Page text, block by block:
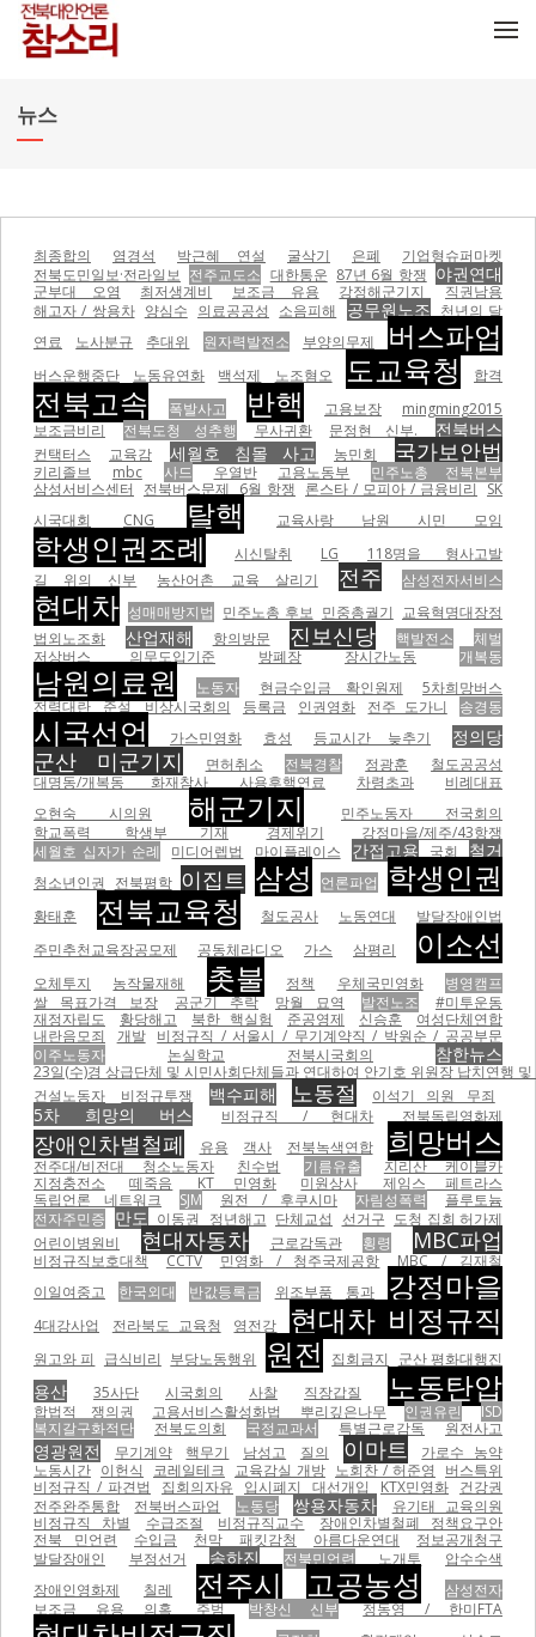
뉴스
최종합의 염경석 박근혜 연설 굴삭기 은폐
기업형슈퍼마켓
전북도민일보·전라일보 전주교도소 대한통운 87년 6월 항쟁 야권연대
군부대 오염 최저생계비 보조금 유용 강정해군기지
직권남용
해고자 / 쌍용차 양심수 의료공공성 소음피해 공무원노조 천년의 달
연료
노사분규 추대위 원자력발전소 부양의무제 버스파업
버스운행중단 노동유연화 백석제 노조혐오 도교육청 합격
전북고속 폭발사고 반핵 고용보장
mingming2015
보조금비리
전북도청 성추행 무사귀환 문정현 신부. 전북버스
컨택터스 교육감 세월호 침몰 사고 농민회 국가보안법
키리졸브 mbc 사드 우열반 고용노동부
민주노총 전북본부
삼성서비스센터
전북버스문제 6월 항쟁 론스타 / 모피아 / 금융비리 SK
시국대회
CNG 탈핵 교육사랑 남원 시민 모임
학생인권조례 시신탈취 LG
118명을 형사고발
길 위의 신부
농산어촌 교육 살리기 전주 삼성전자서비스
현대차 성매매방지법 민주노총 후보 민중총궐기 교육혁명대장정
법외노조화
산업재해 항의방문 진보신당 핵발전소
체벌
저상버스 의무도입기준
방폐장 장시간노동 개복동
남원의료원 노동자 현금수입금 확인원제
5차희망버스
전력대란
준설 비상시국회의 등록금 인권영화 전주 도가니 송경동
시국선언 가스민영화 효성 등교시간 늦추기 정의당
군산 미군기지 면허취소 전북경찰 정광훈
철도공공성
대명동/개복동 화재참사
사용후핵연료 차령초과
비례대표
오현숙 시의원
해군기지
민주노동자 전국회의
학교폭력 학생부 기재
경제위기
강정마을/제주/43항쟁
세월호 십자가 순례
미디어렙법 마이플레이스 간접고용 국회 철거
청소년인권 전북평학 이집트 삼성 언론파업 학생인권
황태훈 전북교육청 철도공사 노동연대
발달장애인법
주민추천교육장공모제
공동체라디오 가스 삼평리 이소선
오체투지 농작물재해 촛불 정책 우체국민영화
병영캠프
쌀 목표가격 보장
공군기 추락 망월 묘역 발전노조
#미투운동
재정자립도
황당해고 북한 핵실험 준공영제 신승훈
여성단체연합
내란음모죄
개발
비정규직 / 서울시 / 무기계약직 / 박원순 / 공공부문
이주노동자
논실학교 전북시국회의 참한뉴스
23일(수)경 상급단체 및 시민사회단체들과 연대하여 안기호 위원장 납치연행
건설노동자
비정규투쟁 백수피해 노동절 이석기 의원 무죄
5차 희망의 버스 비정규직 / 현대차 전북독립영화제
장애인차별철폐 유용 객사 전북녹색연합 희망버스
전주대/비전대 청소노동자 친수법 기름유출
지리산 케이블카
지정충전소
떼죽음 KT 민영화 미원상사
제임스 페트라스
독립언론 네트워크
SJM 원전 / 후쿠시마 자림성폭력
플루토늄
전자주민증 만도 이동권 정년해고 단체교섭 선거구 도청 집회 허가제
어린이병원비
현대자동차 근로감독관 횡령 MBC파업
비정규직보호대책 CCTV 민영화 / 청주국제공항
MBC / 김재철
이일여중고
한국외대 반값등록금 위조부품 통과 강정마을
4대강사업 전라북도 교육청 영전강 현대차 비정규직
원고와 피 급식비리 부당노동행위 원전 집회금지 군산 평화대행진
용산 35사단 시국회의 사찰 직장갑질 노동탄압
합법적 쟁의권 고용서비스활성화법 뿌리깊은나무 인권유린
ISD
복지갈구화적단
전북도의회 국정교과서 특별근로감독 원전사고
영광원전 무기계약 핵무기 남성고 질의 이마트
가로수 농약
노동시간 이헌식 코레일테크 교육감실 개방 노회찬 / 허준영 버스특위
비정규직 / 파견법
집회의자유 입시폐지 대선개입 KTX민영화 건강권
전주완주통합
전북버스파업 노동당 쌍용자동차
유기태 교육의원
비정규직 차별
수급조절 비정규직교수
장애인차별철폐 정책요구안
전북 민언련
수입금 천막 패킷감청 아름다운연대
정보공개청구
발달장애인
부정선거 송하진 전북민언련 노개투
압수수색
장애인영화제
칠레 전주시 고공농성
삼성전자
보조금 유용 의혹
주범 박창신 신부 정동영 / 한미FTA